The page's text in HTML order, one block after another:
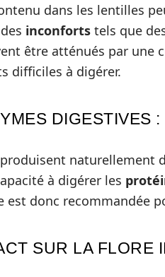
dans les lentilles
inconforts tels que
être atténués par une
difficiles à digérer.
DIGESTIVES :
naturellement
à digérer les
est donc recommandée
SUR LA FLORE